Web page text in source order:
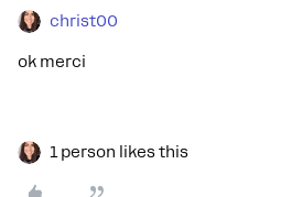
christ00
ok merci
1 person likes this